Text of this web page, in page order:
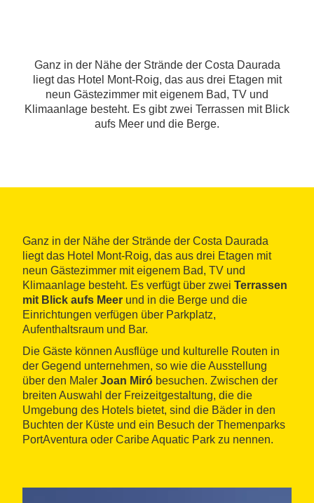
Ganz in der Nähe der Strände der Costa Daurada
liegt das Hotel Mont-Roig, das aus drei Etagen mit
neun Gästezimmer mit eigenem Bad, TV und
Klimaanlage besteht. Es gibt zwei Terrassen mit Blick
aufs Meer und die Berge.
Ganz in der Nähe der Strände der Costa Daurada
liegt das Hotel Mont-Roig, das aus drei Etagen mit
neun Gästezimmer mit eigenem Bad, TV und
Klimaanlage besteht. Es verfügt über zwei Terrassen
mit Blick aufs Meer und in die Berge und die
Einrichtungen verfügen über Parkplatz,
Aufenthaltsraum und Bar.
Die Gäste können Ausflüge und kulturelle Routen in
der Gegend unternehmen, so wie die Ausstellung
über den Maler Joan Miró besuchen. Zwischen der
breiten Auswahl der Freizeitgestaltung, die die
Umgebung des Hotels bietet, sind die Bäder in den
Buchten der Küste und ein Besuch der Themenparks
PortAventura oder Caribe Aquatic Park zu nennen.